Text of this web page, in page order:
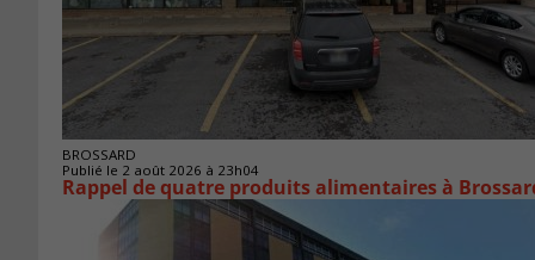
BROSSARD
Publié le 2 août 2026 à 23h04
Rappel de quatre produits alimentaires à